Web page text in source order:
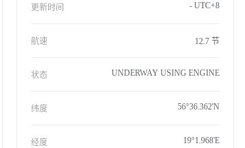
更新时间 - UTC+8
航速 12.7 节
状态 UNDERWAY USING ENGINE
纬度 56°36.362'N
经度 19°1.968'E